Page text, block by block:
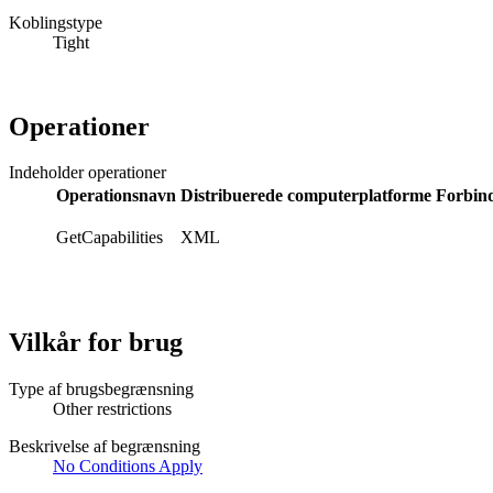
Koblingstype
Tight
Operationer
Indeholder operationer
Operationsnavn Distribuerede computerplatforme
GetCapabilities XML
Vilkår for brug
Type af brugsbegrænsning
Other restrictions
Beskrivelse af begrænsning
No Conditions Apply